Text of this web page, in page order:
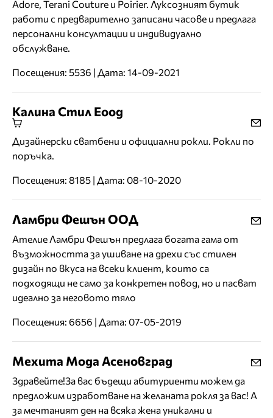
Adore, Terani Couture и Poirier. Луксозният бутик
работи с предварително записани часове и предлага
персонални консултации и индивидуално
обслужване.
Посещения: 5536 | Дата: 14-09-2021
Калина Стил Еоод
Дизайнерски сватбени и официални рокли. Рокли по
поръчка.
Посещения: 8185 | Дата: 08-10-2020
Ламбри Фешън ООД
Ателие Ламбри Фешън предлага богата гама от
възможността за ушиване на дрехи със стилен
дизайн по вкуса на всеки клиент, които са
подходящи не само за конкретен повод, но и пасват
идеално за неговото тяло
Посещения: 6656 | Дата: 07-05-2019
Мехита Мода Асеновград
Здравейте!За вас бъдещи абитуриенти можем да
предложим изработване на желаната рокля за вас! А
за мечтаният ден на всяка жена уникални и